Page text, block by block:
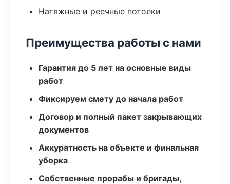
Натяжные и реечные потолки
Преимущества работы с нами
Гарантия до 5 лет на основные виды
работ
Фиксируем смету до начала работ
Договор и полный пакет закрывающих
документов
Аккуратность на объекте и финальная
уборка
Собственные прорабы и бригады,